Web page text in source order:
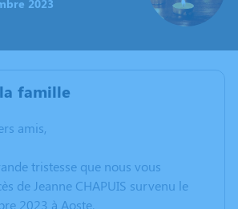
2023
famille
amis,
tristesse que nous vous
de Jeanne CHAPUIS survenu le
2023 à Aoste.